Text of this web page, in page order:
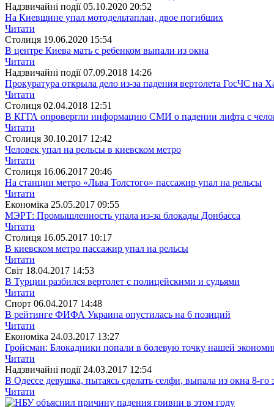
Надзвичайні події 05.10.2020 20:52
На Киевщине упал мотодельтаплан, двое погибших
Читати
Столиця 19.06.2020 15:54
В центре Киева мать с ребенком выпали из окна
Читати
Надзвичайні події 07.09.2018 14:26
Прокуратура открыла дело из-за падения вертолета ГосЧС на
Читати
Столиця 02.04.2018 12:51
В КГГА опровергли информацию СМИ о падении лифта с
Читати
Столиця 30.10.2017 12:42
Человек упал на рельсы в киевском метро
Читати
Столиця 16.06.2017 20:46
На станции метро «Льва Толстого» пассажир упал на рельсы
Читати
Економіка 25.05.2017 09:55
МЭРТ: Промышленность упала из-за блокады Донбасса
Читати
Столиця 16.05.2017 10:17
В киевском метро пассажир упал на рельсы
Читати
Свiт 18.04.2017 14:53
В Турции разбился вертолет с полицейскими и судьями
Читати
Спорт 06.04.2017 14:48
В рейтинге ФИФА Украина опустилась на 6 позиций
Читати
Економіка 24.03.2017 13:27
Гройсман: Блокадники попали в болевую точку нашей
Читати
Надзвичайні події 24.03.2017 12:54
В Одессе девушка, пытаясь сделать селфи, выпала из окна 8-го
Читати